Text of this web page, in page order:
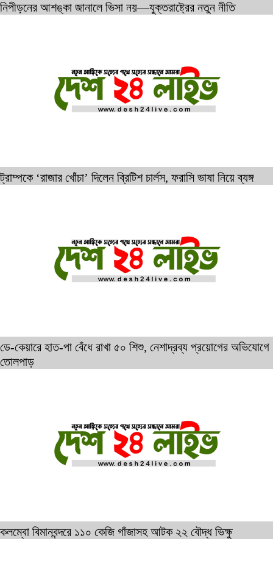
নিপীড়নের আশঙ্কা জানালে ভিসা নয়—যুক্তরাষ্ট্রের নতুন নীতি
ট্রাম্পকে ‘রাজার খোঁচা’ দিলেন ব্রিটিশ চার্লস, ফরাসি ভাষা নিয়ে ব্যঙ্গ
ডে-কেয়ারে হাত-পা বেঁধে রাখা ৫০ শিশু, নেশাদ্রব্য প্রয়োগের অভিযোগে
তোলপাড়
কলম্বো বিমানবন্দরে ১১০ কেজি গাঁজাসহ আটক ২২ বৌদ্ধ ভিক্ষু